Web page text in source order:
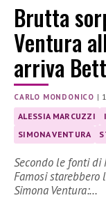
Brutta
Ventura
arriva
CARLO MONDONICO |
ALESSIA MARCUZZI
SIMONA VENTURA
Secondo le fonti
Famosi starebbero
Simona Ventura:…